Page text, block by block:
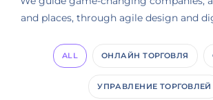
and places, through agile design and
ALL ОНЛАЙН ТОРГОВЛЯ
УПРАВЛЕНИЕ ТОРГОВЛЕЙ